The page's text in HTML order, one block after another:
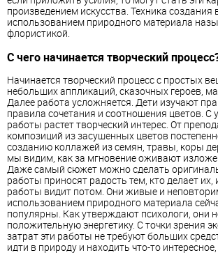
произведением искусства. Техника создания
использованием природного материала
флористикой.
С чего начинается творческий
Начинается творческий процесс с простых
небольших аппликаций, сказочных героев,
Далее работа усложняется. Дети изучают
правила сочетания и соотношения цветов. С
работы растет творческий интерес. От
композиций из засушенных цветов
созданию коллажей из семян, травы, коры
мы видим, как за мгновение оживают
Даже самый сюжет можно сделать
работы приносят радость тем, кто делает их,
работы видит потом. Они живые и
использованием природного материала
популярны. Как утверждают психологи, они
положительную энергетику. С точки зрения
затрат эти работы не требуют больших
идти в природу и находить что-то